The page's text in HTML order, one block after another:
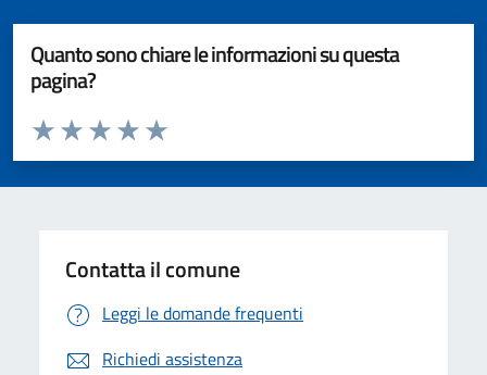
Quanto sono chiare le informazioni su questa
pagina?
Valuta da 1 a 5 stelle la pagina
Valuta 5 stelle su 5
Valuta 4 stelle su 5
Valuta 3 stelle su 5
Valuta 2 stelle su 5
Valuta 1 stelle su 5
Contatta il comune
Leggi le domande frequenti
Richiedi assistenza